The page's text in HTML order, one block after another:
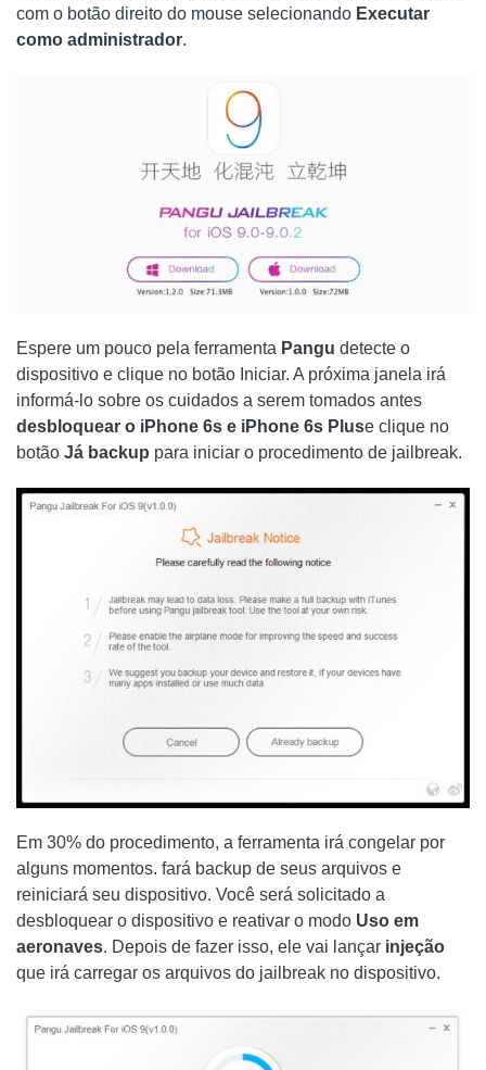
com o botão direito do mouse selecionando Executar
como administrador.
Espere um pouco pela ferramenta Pangu detecte o
dispositivo e clique no botão Iniciar. A próxima janela irá
informá-lo sobre os cuidados a serem tomados antes
desbloquear o iPhone 6s e iPhone 6s Pluse clique no
botão Já backup para iniciar o procedimento de jailbreak.
Em 30% do procedimento, a ferramenta irá congelar por
alguns momentos. fará backup de seus arquivos e
reiniciará seu dispositivo. Você será solicitado a
desbloquear o dispositivo e reativar o modo Uso em
aeronaves. Depois de fazer isso, ele vai lançar injeção
que irá carregar os arquivos do jailbreak no dispositivo.